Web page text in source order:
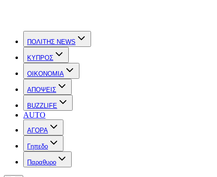
ΠΟΛΙΤΗΣ NEWS
ΚΥΠΡΟΣ
OIKONOMIA
ΑΠΟΨΕΙΣ
BUZZLIFE
AUTO
ΑΓΟΡΑ
Γηπεδο
Παραθυρο